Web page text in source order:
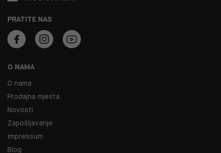
O NAMA
O nama
Prodajna mjesta
Novosti
Zapošljavanje
Impressum
Blog
PRATITE NAS